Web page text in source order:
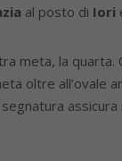
al posto di Iori
meta, la quarta.
oltre all’ovale